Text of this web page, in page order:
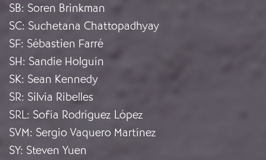
SB: Soren Brinkman
SC: Suchetana Chattopadhyay
SF: Sébastien Farré
SH: Sandie Holguín
SK: Sean Kennedy
SR: Silvia Ribelles
SRL: Sofía Rodríguez López
SVM: Sergio Vaquero Martínez
SY: Steven Yuen